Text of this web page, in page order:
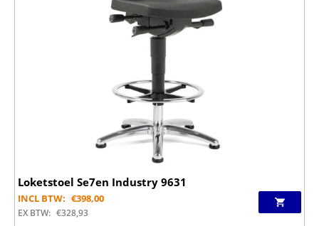
Loketstoel Se7en Industry 9631
INCL BTW: €398,00
EX BTW: €328,93